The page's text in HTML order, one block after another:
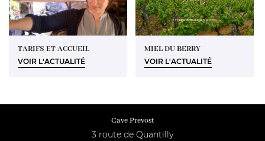
CONTACT
TARIFS ET ACCUEIL
VOIR L'ACTUALITÉ
MIEL DU BERRY
VOIR L'ACTUALITÉ
Cave Prevost
3 route de Quantilly